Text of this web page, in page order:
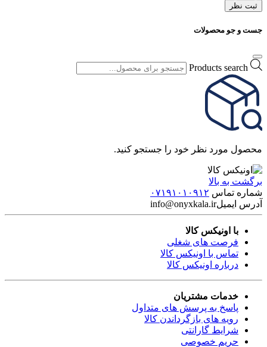
ثبت نظر
جست و جو محصولات
Products search
محصول مورد نظر خود را جستجو کنید.
برگشت به بالا
شماره تماس ۰۷۱۹۱۰۱۰۹۱۲
آدرس ایمیلinfo@onyxkala.ir
با اونیکس کالا
فرصت های شغلی
تماس با اونیکس کالا
درباره اونیکس کالا
خدمات مشتریان
پاسخ به پرسش های متداول
رویه های بازگرداندن کالا
شرایط گارانتی
حریم خصوصی